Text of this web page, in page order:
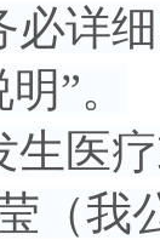
详
”。
医
（我